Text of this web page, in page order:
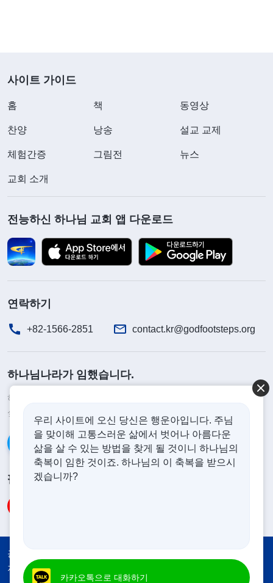
사이트 가이드
홈 책 동영상
찬양 낭송 설교 교제
체험간증 그림전 뉴스
교회 소개
전능하신 하나님 교회 앱 다운로드
연락하기
+82-1566-2851 contact.kr@godfootsteps.org
하나님나라가 임했습니다.
하나님나라가 이미 인간 세상에 임했습니다. 하나님나라에 들어가고
싶으십니까?
카카오톡으로 대화하기
팔로우하기
공지
저작권 명시
우리 사이트에 오신 당신은 행운아입니다. 주님
을 맞이해 고통스러운 삶에서 벗어나 아름다운
삶을 살 수 있는 방법을 찾게 될 것이니 하나님의
축복이 임한 것이죠. 하나님의 이 축복을 받으시
겠습니까?
카카오톡으로 대화하기